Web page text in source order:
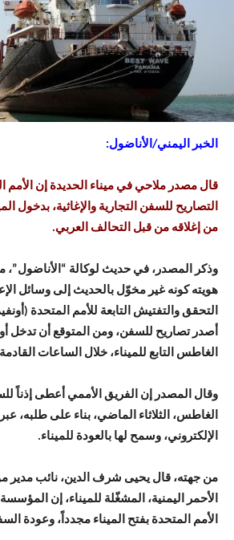
الخبر اليمني/الأناضول:
قال مصدر ملاحي في ميناء الحديدة إن الأمم
التصاريح للسفن التجارية والإغاثية، بدخول
من إغلاقه من قبل التحالف العربي.
وذكر المصدر، في حديث لوكالة
هويته كونه غير مخوّل بالحديث إلى وسائل
التحقق والتفتيش التابعة للأمم المتحدة
أصدر تصاريح للسفن، ومن المتوقع أن تدخل
الغاطس التابع للميناء، خلال الساعات
وقال المصدر إن الفريق الأممي أعطى إذناً
الغاطس، الثلاثاء الماضي، بناء على طلبه،
الإلكتروني، وسمح لها بالعودة للميناء.
من جهته، قال يحيى شرف الدين، نائب مدير
الأحمر اليمنية، المشغّلة للميناء، إن
الأمم المتحدة بفتح الميناء مجدداً، وعودة